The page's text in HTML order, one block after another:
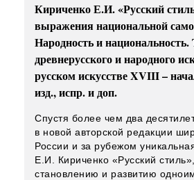
Кириченко Е.И. «Русский
выражения национальной
Народность и
древнерусского и народного
русском искусстве XVIII –
изд., испр. и доп.
Спустя более чем два
в новой авторской редакции
России и за рубежом
Е.И. Кириченко «Русский
становлению и развитию